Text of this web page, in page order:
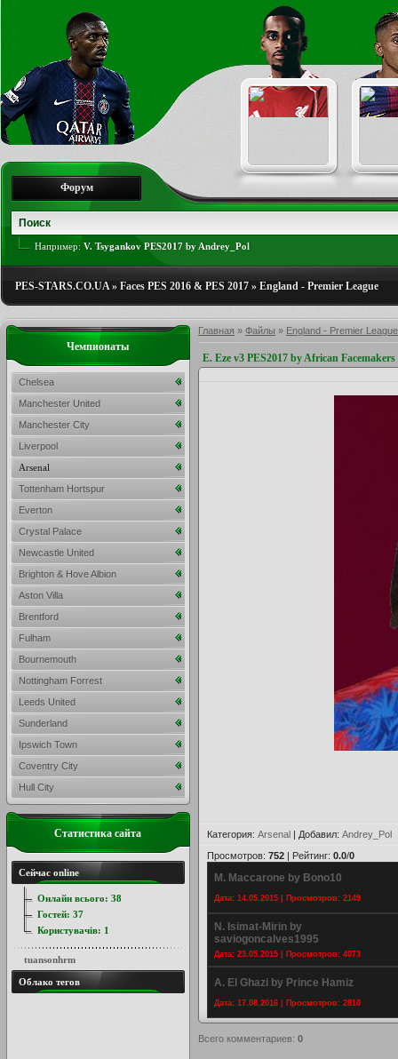
Форум
Например: V. Tsygankov PES2017 by Andrey_Pol
PES-STARS.CO.UA» Faces PES 2016 & PES 2017 » England - Premier League
Главная » Файлы » England - Premier League
E. Eze v3 PES2017 by African Facemakers
Категория: Arsenal | Добавил: Andrey_Pol
Просмотров: 752 | Рейтинг: 0.0/0
M. Maccarone by Bono10
Дата: 14.05.2015 | Просмотров: 2149
N. Isimat-Mirin by
saviogoncalves1995
Дата: 23.05.2015 | Просмотров: 4073
A. El Ghazi by Prince Hamiz
Дата: 17.08.2016 | Просмотров: 2810
Всего комментариев: 0
Чемпионаты
Chelsea
Manchester United
Manchester City
Liverpool
Arsenal
Tottenham Hortspur
Everton
Crystal Palace
Newcastle United
Brighton & Hove Albion
Aston Villa
Brentford
Fulham
Bournemouth
Nottingham Forrest
Leeds United
Sunderland
Ipswich Town
Coventry City
Hull City
Статистика сайта
Сейчас online
Онлайн всього: 38
Гостей: 37
Користувачів: 1
tuansonhrm
Облако тегов